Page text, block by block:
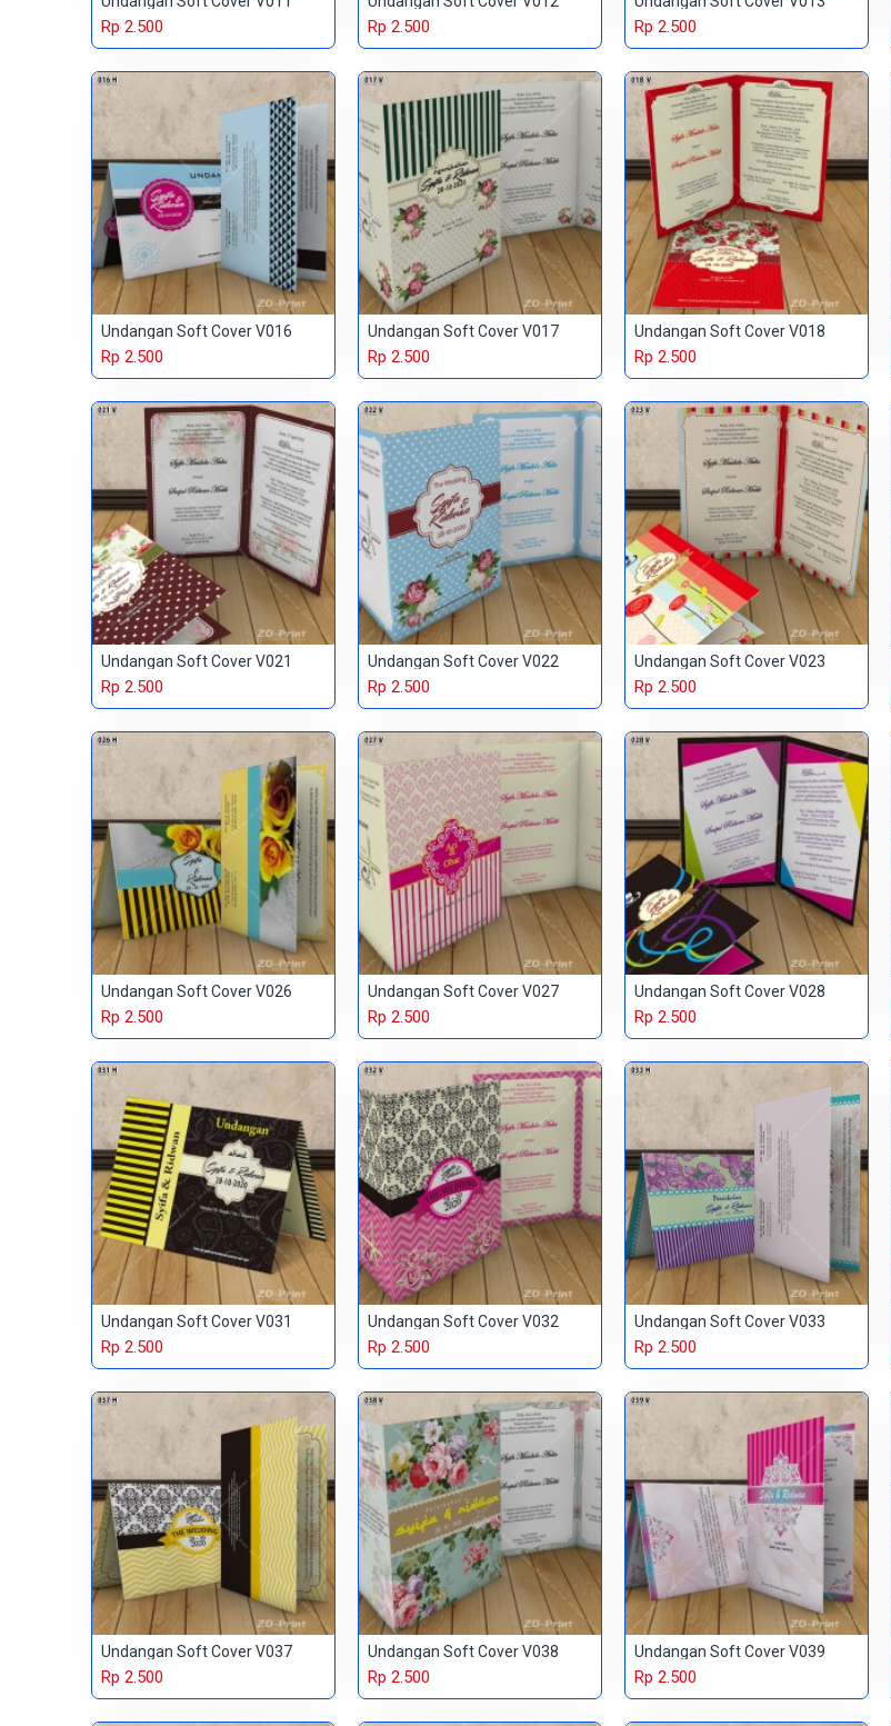
Rp 2.500 Rp 2.500 Rp 2.500
Undangan Soft Cover V016
Rp 2.500
Undangan Soft Cover V017
Rp 2.500
Undangan Soft Cover V018
Rp 2.500
Undangan Soft Cover V021
Rp 2.500
Undangan Soft Cover V022
Rp 2.500
Undangan Soft Cover V023
Rp 2.500
Undangan Soft Cover V026
Rp 2.500
Undangan Soft Cover V027
Rp 2.500
Undangan Soft Cover V028
Rp 2.500
Undangan Soft Cover V031
Rp 2.500
Undangan Soft Cover V032
Rp 2.500
Undangan Soft Cover V033
Rp 2.500
Undangan Soft Cover V037
Rp 2.500
Undangan Soft Cover V038
Rp 2.500
Undangan Soft Cover V039
Rp 2.500